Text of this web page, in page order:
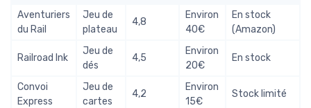
Aventuriers
du Rail
Jeu de
plateau
4,8
Environ
40€
En stock
(Amazon)
Railroad Ink
Jeu de
dés
4,5
Environ
20€
En stock
Convoi
Express
Jeu de
cartes
4,2
Environ
15€
Stock limité